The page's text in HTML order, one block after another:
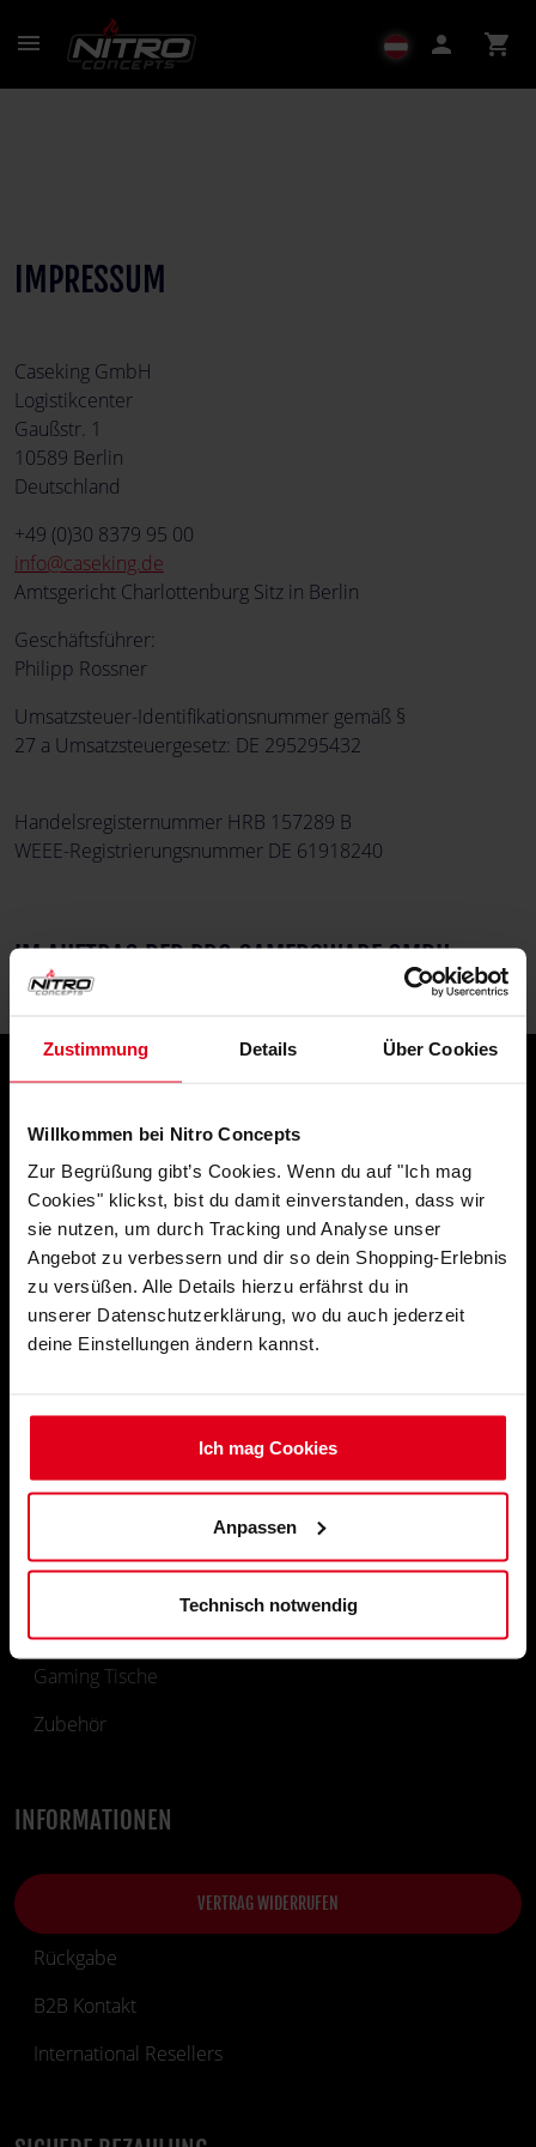
Zustimmung Details Über Cookies
Willkommen bei Nitro Concepts
Zur Begrüßung gibt’s Cookies. Wenn du auf "Ich mag
Cookies" klickst, bist du damit einverstanden, dass wir
sie nutzen, um durch Tracking und Analyse unser
Angebot zu verbessern und dir so dein Shopping-Erlebnis
zu versüßen. Alle Details hierzu erfährst du in
unserer Datenschutzerklärung, wo du auch jederzeit
deine Einstellungen ändern kannst.
Ich mag Cookies
Anpassen
Technisch notwendig
menu person shopping_cart
IMPRESSUM
Caseking GmbH
Logistikcenter
Gaußstr. 1
10589 Berlin
Deutschland
+49 (0)30 8379 95 00
info@caseking.de
Amtsgericht Charlottenburg Sitz in Berlin
Geschäftsführer:
Philipp Rossner
Umsatzsteuer-Identifikationsnummer gemäß §
27 a Umsatzsteuergesetz: DE 295295432
Handelsregisternummer HRB 157289 B
WEEE-Registrierungsnummer DE 61918240
IM AUFTRAG DER PRO GAMERSWARE GMBH
email KONTAKT
SHOP
Gaming Tische
Zubehör
INFORMATIONEN
VERTRAG WIDERRUFEN
Rückgabe
B2B Kontakt
International Resellers
Versand nach
location_on